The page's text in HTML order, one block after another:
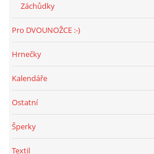
Záchůdky
Pro DVOUNOŽCE :-)
Hrnečky
Kalendáře
Ostatní
Šperky
Textil